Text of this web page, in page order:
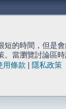
短的時間，但是
當瀏覽討論區
用條款
隱私政策